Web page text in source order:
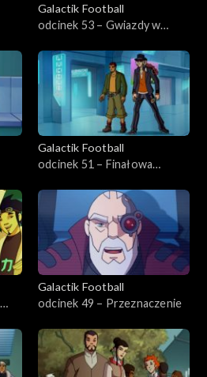
Galactik Football
odcinek 53 – Gwiazdy w
Galactik Football
odcinek 51 – Finałowa
Galactik Football
odcinek 49 – Przeznaczenie